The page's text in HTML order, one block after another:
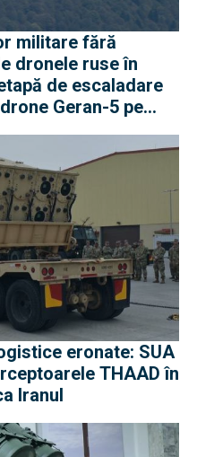
militare fără
dronele ruse în
de escaladare
Geran-5 pe
eronate: SUA
THAAD în
Iranul